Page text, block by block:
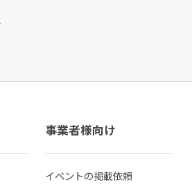
事業者様向け
イベントの掲載依頼